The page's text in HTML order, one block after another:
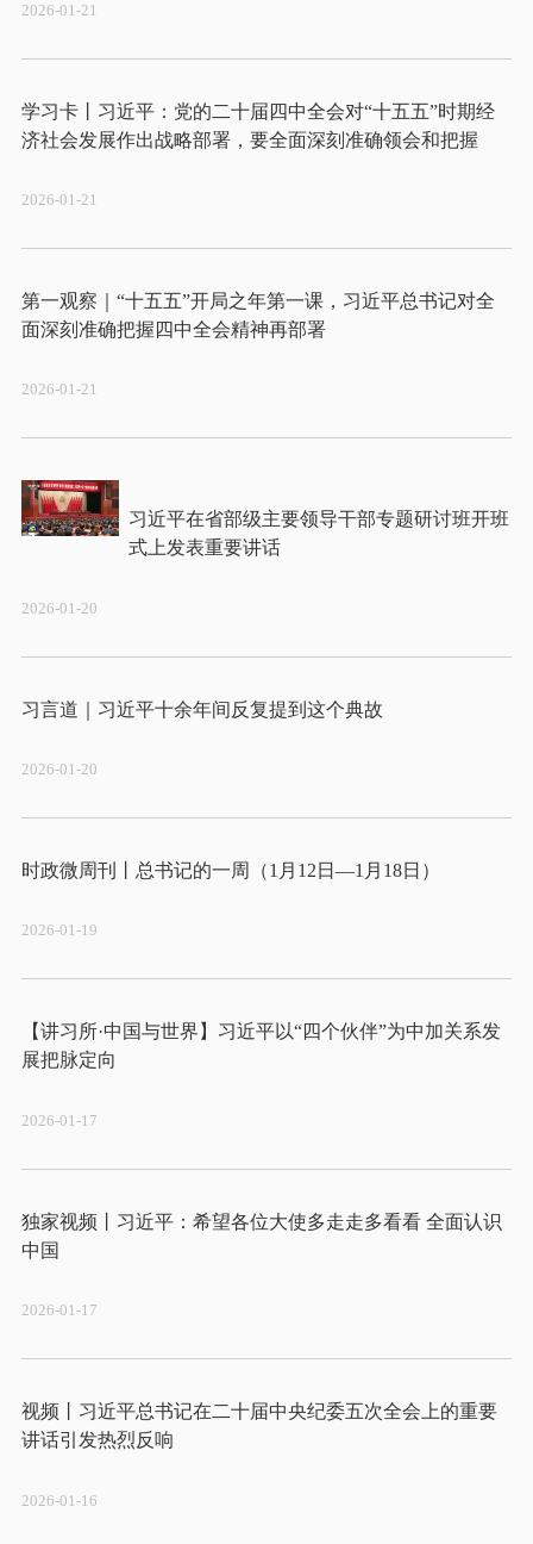
2026-01-21
学习卡丨习近平：党的二十届四中全会对“十五五”时期经
2026-01-21
第一观察｜“十五五”开局之年第一课，习近平总书记对全
面深刻准确把握四中全会精神再部署
2026-01-21
习近平在省部级主要领导干部专题研讨班开班
2026-01-20
2026-01-20
2026-01-19
【讲习所·中国与世界】习近平以“四个伙伴”为中加关系发
2026-01-17
独家视频丨习近平：希望各位大使多走走多看看 全面认识
2026-01-17
视频丨习近平总书记在二十届中央纪委五次全会上的重要
2026-01-16